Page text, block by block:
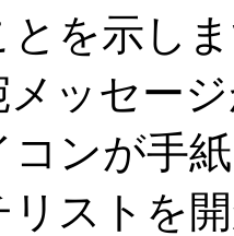
とを示し
ッセー
コンが手
リストを